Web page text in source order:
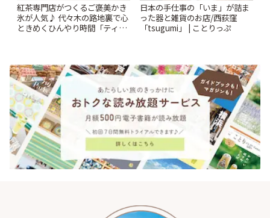
紅茶専門店がつくるご褒美かき
氷が人気♪ 代々木の路地裏で心
ときめくひんやり時間「ティー
日本の手仕事の「いま」が詰ま
った器と雑貨のお店/西荻窪
「tsugumi」 | ことりっぷ